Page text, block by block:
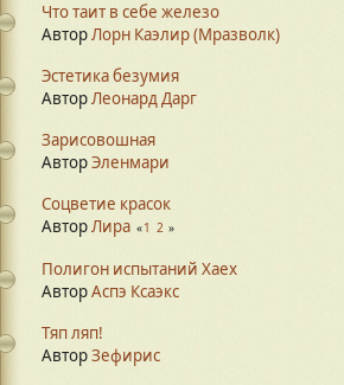
Что таит в себе железо
АвторЛорн Каэлир (Мразволк)
Эстетика безумия
АвторЛеонард Дарг
Зарисовошная
АвторЭленмари
Соцветие красок
АвторЛира 1 2
Полигон испытаний Xaex
АвторАспэ Ксаэкс
Тяп ляп!
АвторЗефирис